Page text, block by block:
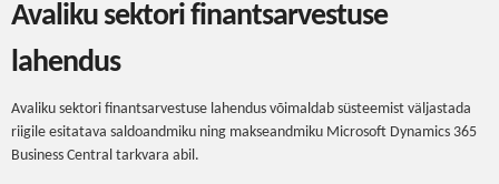
Avaliku sektori finantsarvestuse
lahendus
Avaliku sektori finantsarvestuse lahendus võimaldab süsteemist väljastada
riigile esitatava saldoandmiku ning makseandmiku Microsoft Dynamics 365
Business Central tarkvara abil.